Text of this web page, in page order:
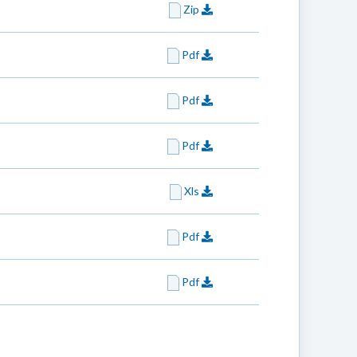
Zip
Pdf
Pdf
Pdf
Xls
Pdf
Pdf